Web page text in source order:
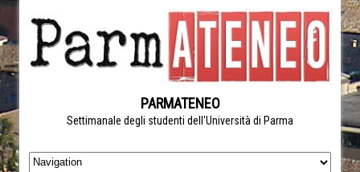
PARMATENEO
Settimanale degli studenti dell'Università di Parma